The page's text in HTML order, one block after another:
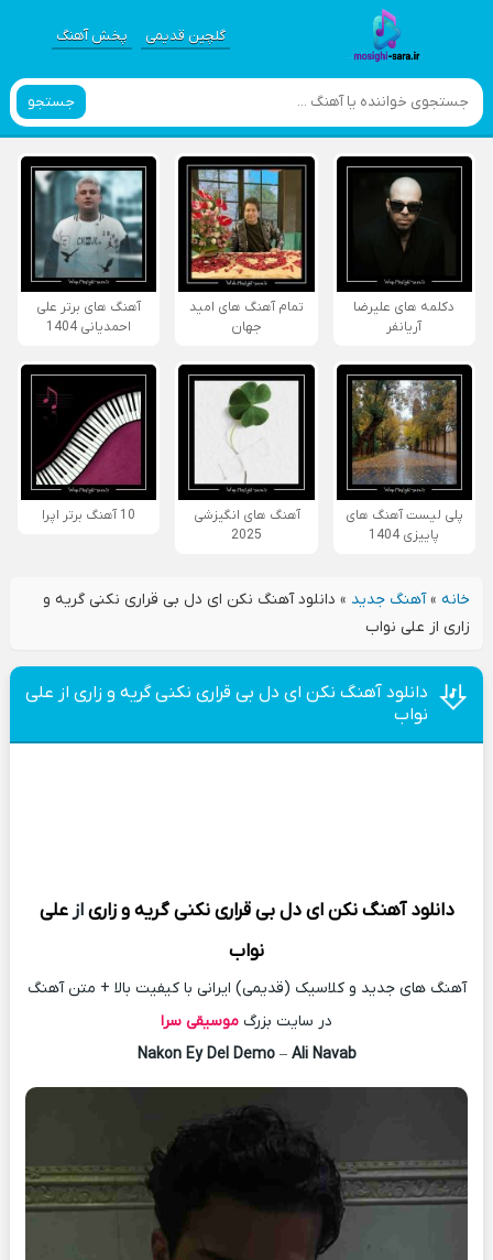
گلچین قدیمی پخش آهنگ
جستجو
دکلمه های علیرضا
آریانفر
تمام آهنگ های امید
جهان
آهنگ های برتر علی
احمدیانی 1404
پلی لیست آهنگ های
پاییزی 1404
آهنگ های انگیزشی
2025
10 آهنگ برتر اپرا
خانه»آهنگ جدید » دانلود آهنگ نکن ای دل بی قراری نکنی گریه و
زاری از علی نواب
دانلود آهنگ نکن ای دل بی قراری نکنی گریه و زاری از علی
نواب
دانلود آهنگ نکن ای دل بی قراری نکنی گریه و زاری ازعلی
نواب
آهنگ های جدید و کلاسیک (قدیمی) ایرانی با کیفیت بالا + متن آهنگ
در سایت بزرگ موسیقی سرا
Nakon Ey Del Demo– Ali Navab